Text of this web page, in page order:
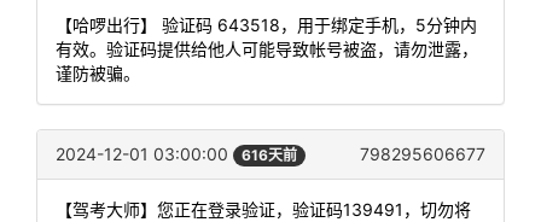
【哈啰出行】 验证码 643518，用于绑定手机，5分钟内
有效。验证码提供给他人可能导致帐号被盗，请勿泄露，
谨防被骗。
2024-12-01 03:00:00 616天前 798295606677
【驾考大师】您正在登录验证，验证码139491，切勿将